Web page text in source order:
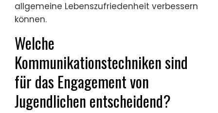
allgemeine Lebenszufriedenheit verbessern
können.
Welche
Kommunikationstechniken sind
für das Engagement von
Jugendlichen entscheidend?